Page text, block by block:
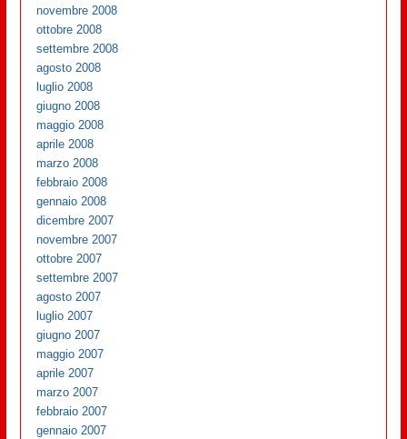
novembre 2008
ottobre 2008
settembre 2008
agosto 2008
luglio 2008
giugno 2008
maggio 2008
aprile 2008
marzo 2008
febbraio 2008
gennaio 2008
dicembre 2007
novembre 2007
ottobre 2007
settembre 2007
agosto 2007
luglio 2007
giugno 2007
maggio 2007
aprile 2007
marzo 2007
febbraio 2007
gennaio 2007